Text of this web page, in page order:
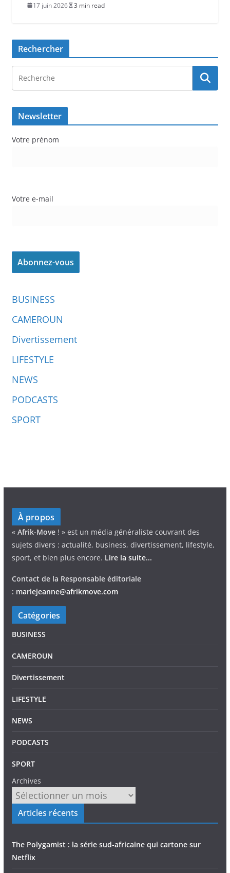
17 juin 2026 3 min read
Rechercher
Newsletter
Votre prénom
Votre e-mail
BUSINESS
CAMEROUN
Divertissement
LIFESTYLE
NEWS
PODCASTS
SPORT
À propos
« Afrik-Move ! » est un média généraliste couvrant des
sujets divers : actualité, business, divertissement, lifestyle,
sport, et bien plus encore. Lire la suite...
Contact de la Responsable éditoriale
: mariejeanne@afrikmove.com
Catégories
BUSINESS
CAMEROUN
Divertissement
LIFESTYLE
NEWS
PODCASTS
SPORT
Archives
Articles récents
The Polygamist : la série sud-africaine qui cartone sur
Netflix